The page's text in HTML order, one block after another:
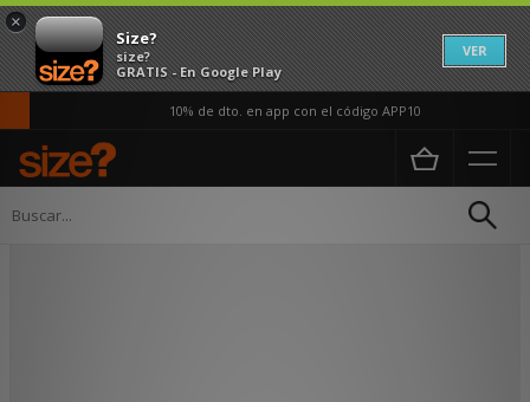
×
Size?
size?
GRATIS - En Google Play
VER
10% de dto. en app con el código APP10
Página principal